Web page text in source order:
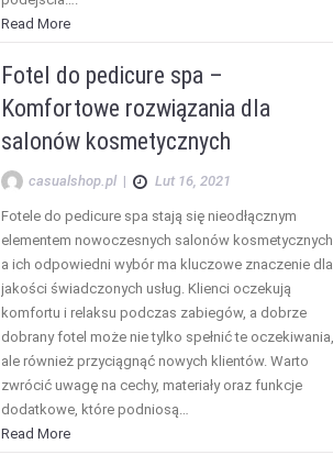
Read More
Fotel do pedicure spa –
Komfortowe rozwiązania dla
salonów kosmetycznych
casualshop.pl | Lut 16, 2021
Fotele do pedicure spa stają się nieodłącznym
elementem nowoczesnych salonów kosmetycznych,
a ich odpowiedni wybór ma kluczowe znaczenie dla
jakości świadczonych usług. Klienci oczekują
komfortu i relaksu podczas zabiegów, a dobrze
dobrany fotel może nie tylko spełnić te oczekiwania,
ale również przyciągnąć nowych klientów. Warto
zwrócić uwagę na cechy, materiały oraz funkcje
dodatkowe, które podniosą…
Read More